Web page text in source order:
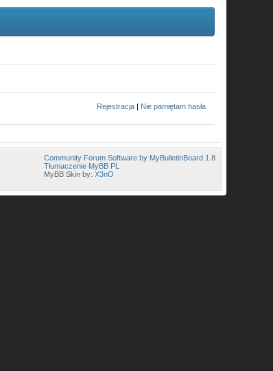
Rejestracja | Nie pamiętam hasła
Community Forum Software by MyBulletinBoard 1.8
Tłumaczenie MyBB PL
MyBB Skin by:X3nO